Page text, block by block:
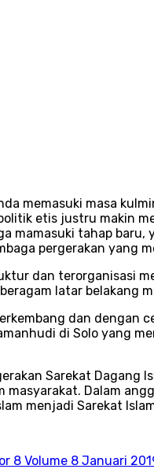
memasuki masa
etis justru makin
mamasuki tahap
pergerakan yang
dan terorganisasi
latar belakang
dan dengan
di Solo yang
Sarekat
Dalam
menjadi Sarekat
8 Volume 8 Januari